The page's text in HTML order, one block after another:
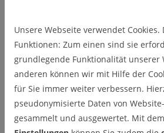
Dipl.-Inf. Philipp Kraus
Stefanie Kathrin Reichhardt, M.Sc.
Dr. rer. nat. Stefan Kehl
Dipl.-Wirt.-Inf. Malte Aschermann
Unsere Webseite verwendet Cookies.
Funktionen: Zum einen sind sie
grundlegende Funktionalität unserer
anderen können wir mit Hilfe der
für Sie immer weiter verbessern.
pseudonymisierte Daten von
gesammelt und ausgewertet. Mit dem